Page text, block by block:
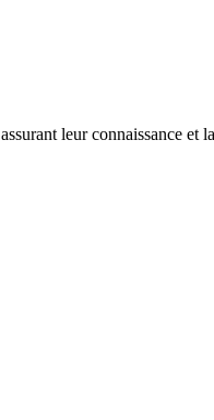
leur connaissance et